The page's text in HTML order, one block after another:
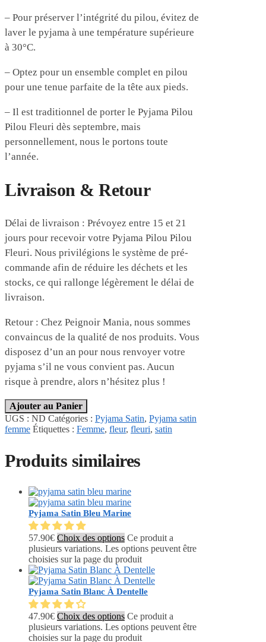
– Pour préserver l’intégrité du pilou, évitez de
laver le pyjama à une température supérieure
à 30°C.
– Optez pour un ensemble complet en pilou
pour une tenue parfaite de la tête aux pieds.
– Il est traditionnel de porter le Pyjama Pilou
Pilou Fleuri dès septembre, mais
personnellement, nous le portons toute
l’année.
Livraison & Retour
Délai de livraison : Prévoyez entre 15 et 21
jours pour recevoir votre Pyjama Pilou Pilou
Fleuri. Nous privilégions le système de pré-
commande afin de réduire les déchets et les
stocks, ce qui rallonge légèrement le délai de
livraison.
Retour : Chez Peignoir Mania, nous sommes
convaincus de la qualité de nos produits. Vous
disposez d’un an pour nous renvoyer votre
pyjama s’il ne vous convient pas. Aucun
risque à prendre, alors n’hésitez plus !
Ajouter au Panier
UGS : ND Catégories : Pyjama Satin, Pyjama satin
femme Étiquettes : Femme, fleur, fleuri, satin
Produits similaires
Pyjama Satin Bleu Marine
57.90€ Choix des options Ce produit a
plusieurs variations. Les options peuvent être
choisies sur la page du produit
Pyjama Satin Blanc À Dentelle
47.90€ Choix des options Ce produit a
plusieurs variations. Les options peuvent être
choisies sur la page du produit